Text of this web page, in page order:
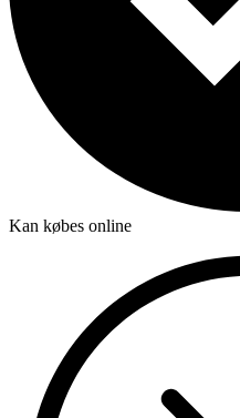
Kan købes online